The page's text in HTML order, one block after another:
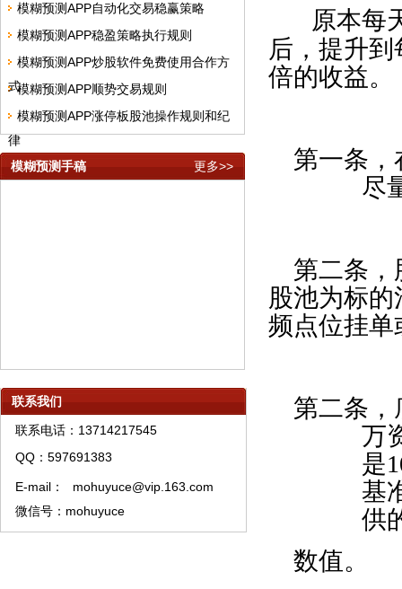
模糊预测APP自动化交易稳赢策略
模糊预测APP稳盈策略执行规则
模糊预测APP炒股软件免费使用合作方
式模糊预测APP顺势交易规则
模糊预测APP涨停板股池操作规则和纪
律
模糊预测手稿
更多>>
模糊预测APP隐私说明
模糊预测理论APP软件订购须知
模糊预测理论短线快频手稿
模糊预测系统中线股票精选
模糊预测理论特训须知
模糊预测系统培训教材购买须知
联系我们
联系电话：13714217545
QQ：597691383
E-mail：
mohuyuce@vip.163.com
微信号：mohuyuce
原本每
后，提升到
倍的收益。
第一条，
尽
第二条，
股池为标
频点位挂单
第二条，
万
是
基
供
数值。